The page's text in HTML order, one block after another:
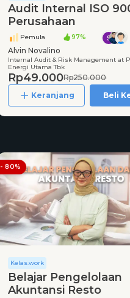
Audit Internal ISO
Perusahaan
Pemula 97%
Alvin Novalino
Internal Audit & Risk Management at
Energi Utama Tbk
Rp49.000Rp250.000
Keranjang
Beli
- 80%
Kelas.work
Belajar Pengelolaan
Akuntansi Resto